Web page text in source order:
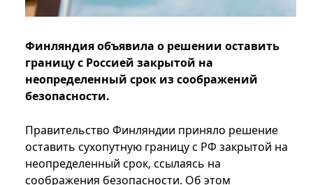
Финляндия объявила о решении оставить
границу с Россией закрытой на
неопределенный срок из соображений
безопасности.
Правительство Финляндии приняло решение
оставить сухопутную границу с РФ закрытой на
неопределенный срок, ссылаясь на
соображения безопасности. Об этом